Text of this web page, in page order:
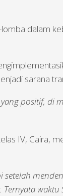
dalam
sarana
positif, di
IV, Caira,
setelah
Ternyata